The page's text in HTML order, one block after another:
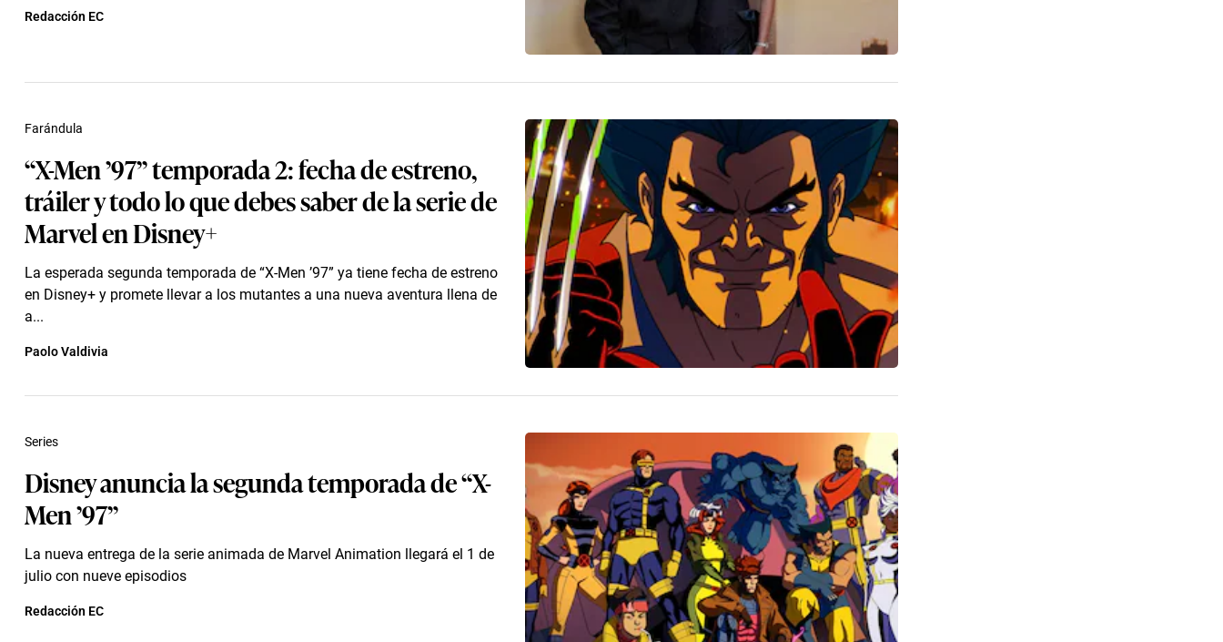
Redacción EC
“X-Men ’97” temporada 2: fecha de estreno,
tráiler y todo lo que debes saber de la serie de
Marvel en Disney+
La esperada segunda temporada de “X-Men ’97” ya tiene fecha de estreno
en Disney+ y promete llevar a los mutantes a una nueva aventura llena de
a...
Farándula
Paolo Valdivia
Disney anuncia la segunda temporada de “X-
Men ’97”
La nueva entrega de la serie animada de Marvel Animation llegará el 1 de
julio con nueve episodios
Series
Redacción EC